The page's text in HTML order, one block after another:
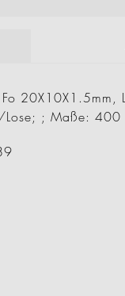
Fo
Lose; ; Maße: